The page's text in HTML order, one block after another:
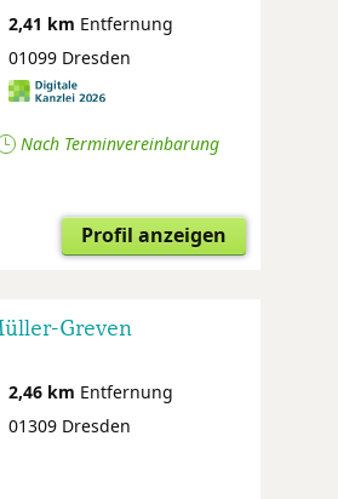
2,41 km Entfernung
01099 Dresden
Nach Terminvereinbarung
Profil anzeigen
Greven
2,46 km Entfernung
01309 Dresden